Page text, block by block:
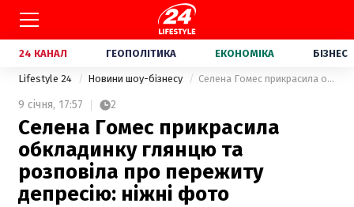
24 КАНАЛ ГЕОПОЛІТИКА ЕКОНОМІКА БІЗНЕС
Lifestyle 24 Новини шоу-бізнесу Селена Гомес прикрасила обкладинку глянцю та розповіла про пережиту депресію: ніжні фото
9 січня, 17:57 2
Селена Гомес прикрасила
обкладинку глянцю та
розповіла про пережиту
депресію: ніжні фото